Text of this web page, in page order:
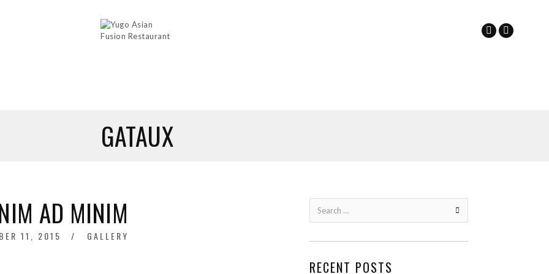
GATAUX
AD MINIM
11, 2015 GALLERY
for:
RECENT POSTS